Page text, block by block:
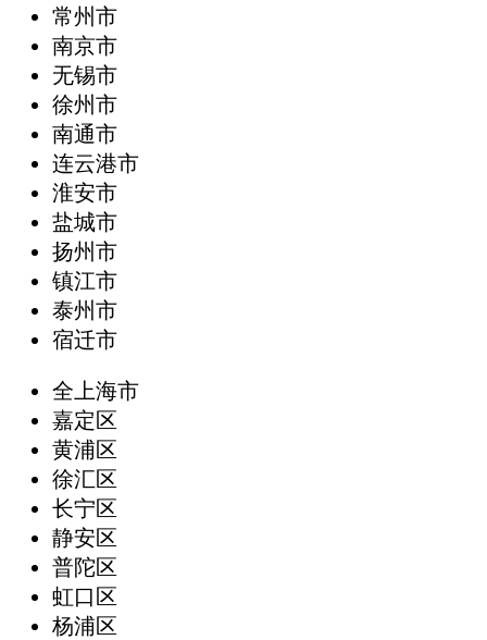
常州市
南京市
无锡市
徐州市
南通市
连云港市
淮安市
盐城市
扬州市
镇江市
泰州市
宿迁市
全上海市
嘉定区
黄浦区
徐汇区
长宁区
静安区
普陀区
虹口区
杨浦区